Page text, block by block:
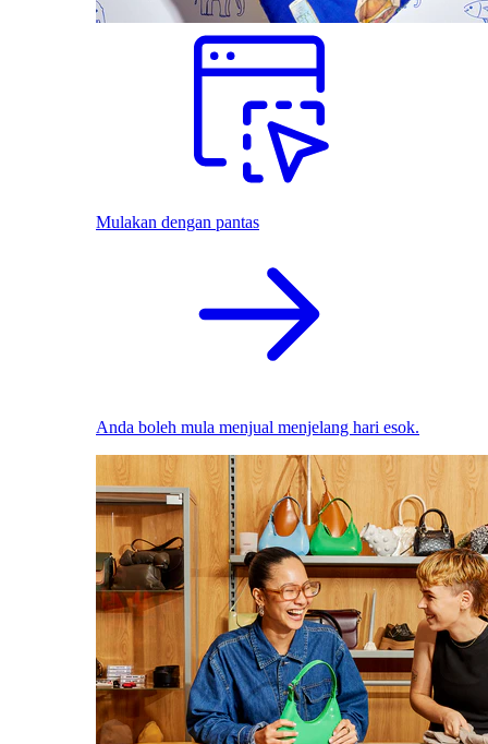
Mulakan dengan pantas
Anda boleh mula menjual menjelang hari esok.